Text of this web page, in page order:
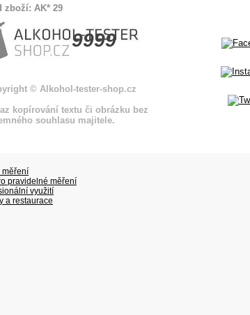
9999
zboží: AK* 29
© Alkohol-tester-shop.cz
kopírování textu či obrázku bez
souhlasu majitele.
měření
pravidelné měření
využití
a restaurace